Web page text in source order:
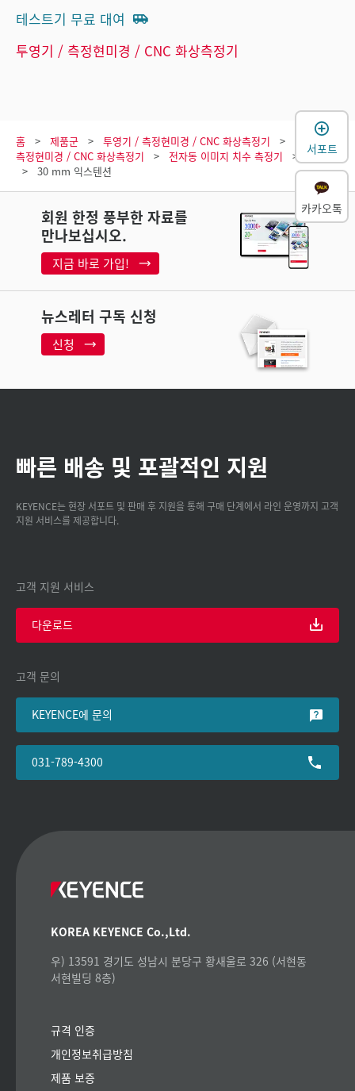
테스트기 무료 대여
투영기 / 측정현미경 / CNC 화상측정기
홈 제품군 투영기 / 측정현미경 / CNC 화상측정기
투영기 /
측정현미경 / CNC 화상측정기
전자동 이미지 치수 측정기
모델
30 mm 익스텐션
회원 한정 풍부한 자료를
만나보십시오.
지금 바로 가입!
뉴스레터 구독 신청
신청
빠른 배송 및 포괄적인 지원
KEYENCE는 현장 서포트 및 판매 후 지원을 통해 구매 단계에서 라인 운영까지 고객
지원 서비스를 제공합니다.
고객 지원 서비스
다운로드
고객 문의
KEYENCE에 문의
031-789-4300
KOREA KEYENCE Co.,Ltd.
우) 13591 경기도 성남시 분당구 황새울로 326 (서현동
서현빌딩 8층)
규격 인증
개인정보취급방침
제품 보증
서포트
카카오톡